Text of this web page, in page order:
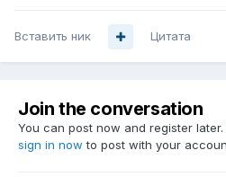
Вставить ник Цитата
Join the conversation
You can post now and register
sign in now to post with your